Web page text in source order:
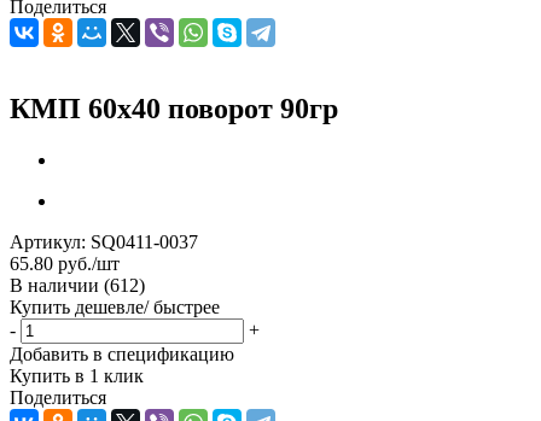
Поделиться
КМП 60х40 поворот 90гр
Артикул: SQ0411-0037
65.80 руб./шт
В наличии (612)
Купить дешевле/ быстрее
-
+
Добавить в спецификацию
Купить в 1 клик
Поделиться